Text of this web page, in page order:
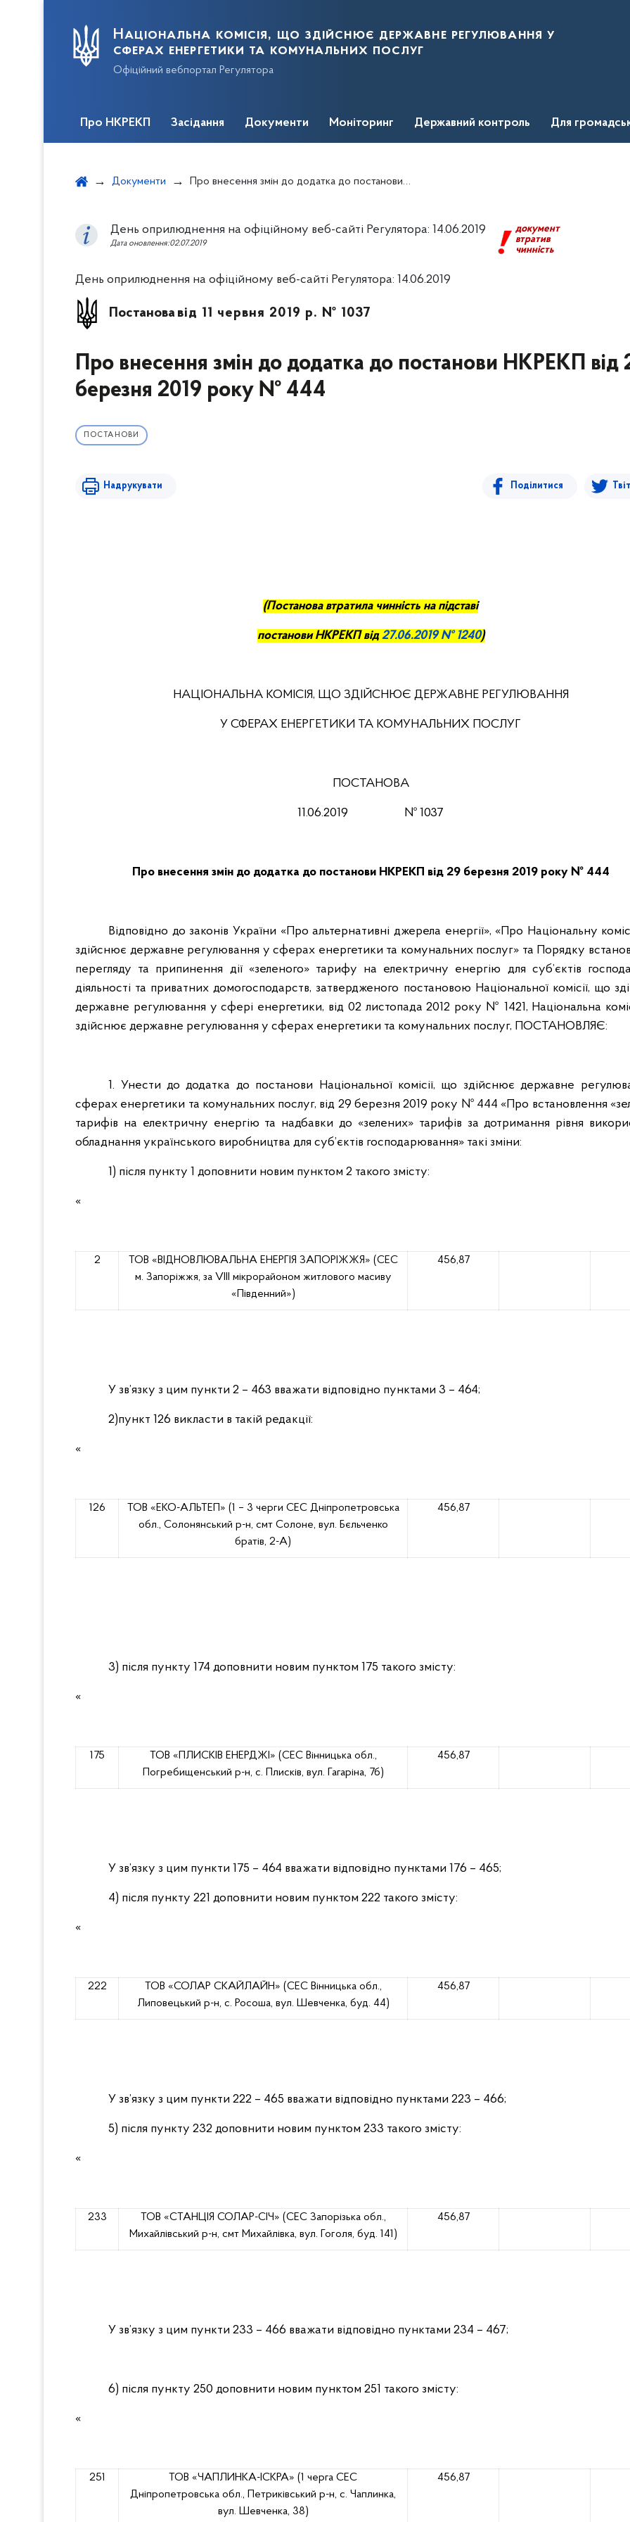
Національна комісія, що здійснює державне регулювання у
сферах енергетики та комунальних послуг
Офіційний вебпортал Регулятора
Про НКРЕКП Засідання Документи Моніторинг Державний контроль Для
Документи Про внесення змін до додатка до постанови НКРЕКП від 29 березня 2019 року № 444
День оприлюднення на офіційному веб-сайті Регулятора: 14.06.2019
документ
втратив
чинність
Дата оновлення:02.07.2019
День оприлюднення на офіційному веб-сайті Регулятора: 14.06.2019
Постанова від 11 червня 2019 р. № 1037
Про внесення змін до додатка до постанови НКРЕКП від
березня 2019 року № 444
ПОСТАНОВИ
Надрукувати Поділитися
(Постанова втратила чинність на підставі
постанови НКРЕКПвід27.06.2019 № 1240)
НАЦІОНАЛЬНА КОМІСІЯ, ЩО ЗДІЙСНЮЄ ДЕРЖАВНЕ РЕГУЛЮВАННЯ
У СФЕРАХ ЕНЕРГЕТИКИ ТА КОМУНАЛЬНИХ ПОСЛУГ
ПОСТАНОВА
11.06.2019 № 1037
Про внесення змін до додатка до постанови НКРЕКП від 29 березня 2019 року № 444
Відповідно до законів України «Про альтернативні джерела енергії», «Про Національну
здійснює державне регулювання у сферах енергетики та комунальних послуг» та Порядку
перегляду та припинення дії «зеленого» тарифу на електричну енергію для суб’єктів
діяльності та приватних домогосподарств, затвердженого постановою Національної комісії, що
державне регулювання у сфері енергетики, від 02 листопада 2012 року № 1421, Національна
здійснює державне регулювання у сферах енергетики та комунальних послуг, ПОСТАНОВЛЯЄ:
1. Унести до додатка до постанови Національної комісії, що здійснює державне
сферах енергетики та комунальних послуг, від 29 березня 2019 року № 444 «Про встановлення
тарифів на електричну енергію та надбавки до «зелених» тарифів за дотримання рівня
обладнання українського виробництва для суб’єктів господарювання» такі зміни:
1) після пункту 1 доповнити новим пунктом 2 такого змісту:
«
2
ТОВ «ВІДНОВЛЮВАЛЬНА ЕНЕРГІЯ ЗАПОРІЖЖЯ» (СЕС
м. Запоріжжя, за VIII мікрорайоном житлового масиву
«Південний»)
456,87
У зв’язку з цим пункти 2 – 463 вважати відповідно пунктами 3 – 464;
2)пункт 126 викласти в такій редакції:
«
126 ТОВ «ЕКО-АЛЬТЕП» (1 – 3 черги СЕС Дніпропетровська
обл., Солонянський р-н, смт Солоне, вул. Бєльченко
братів, 2-А)
456,87
3) після пункту 174 доповнити новим пунктом 175 такого змісту:
«
175
ТОВ «ПЛИСКІВ ЕНЕРДЖІ» (СЕС Вінницька обл.,
Погребищенський р-н, с. Плисків, вул. Гагаріна, 7б)
456,87
У зв’язку з цим пункти 175 – 464 вважати відповідно пунктами 176 – 465;
4) після пункту 221 доповнити новим пунктом 222 такого змісту:
«
222 ТОВ «СОЛАР СКАЙЛАЙН» (СЕС Вінницька обл.,
Липовецький р-н, с. Росоша, вул. Шевченка, буд. 44)
456,87
У зв’язку з цим пункти 222 – 465 вважати відповідно пунктами 223 – 466;
5) після пункту 232 доповнити новим пунктом 233 такого змісту:
«
233
ТОВ «СТАНЦІЯ СОЛАР-СІЧ» (СЕС Запорізька обл.,
Михайлівський р-н, смт Михайлівка, вул. Гоголя, буд. 141)
456,87
У зв’язку з цим пункти 233 – 466 вважати відповідно пунктами 234 – 467;
6) після пункту 250 доповнити новим пунктом 251 такого змісту:
«
251 ТОВ «ЧАПЛИНКА-ІСКРА» (1 черга СЕС
Дніпропетровська обл., Петриківський р-н, с. Чаплинка,
вул. Шевченка, 38)
456,87